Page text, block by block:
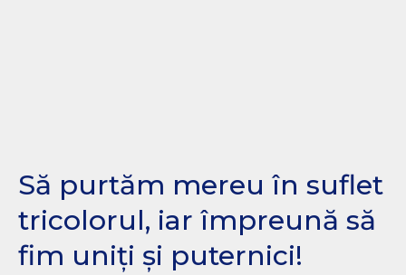
Să purtăm mereu în suflet
tricolorul, iar împreună să
fim uniți și puternici!